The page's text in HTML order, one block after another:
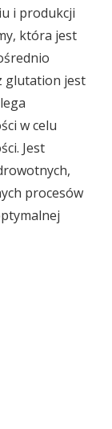
i produkcji
która jest
glutation jest
w celu
Jest
procesów